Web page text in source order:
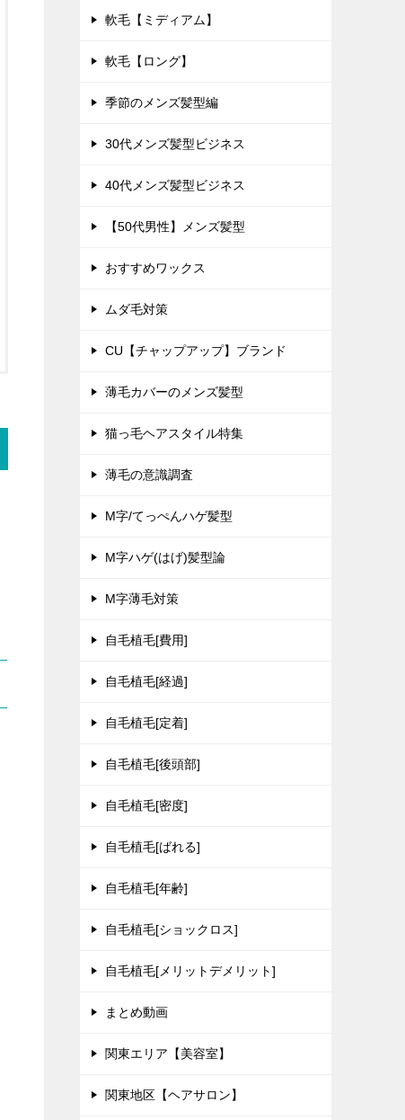
軟毛【ミディアム】
軟毛【ロング】
季節のメンズ髪型編
30代メンズ髪型ビジネス
40代メンズ髪型ビジネス
【50代男性】メンズ髪型
おすすめワックス
ムダ毛対策
CU【チャップアップ】ブランド
薄毛カバーのメンズ髪型
猫っ毛ヘアスタイル特集
薄毛の意識調査
M字/てっぺんハゲ髪型
M字ハゲ(はげ)髪型論
M字薄毛対策
自毛植毛[費用]
自毛植毛[経過]
自毛植毛[定着]
自毛植毛[後頭部]
自毛植毛[密度]
自毛植毛[ばれる]
自毛植毛[年齢]
自毛植毛[ショックロス]
自毛植毛[メリットデメリット]
まとめ動画
関東エリア【美容室】
関東地区【ヘアサロン】